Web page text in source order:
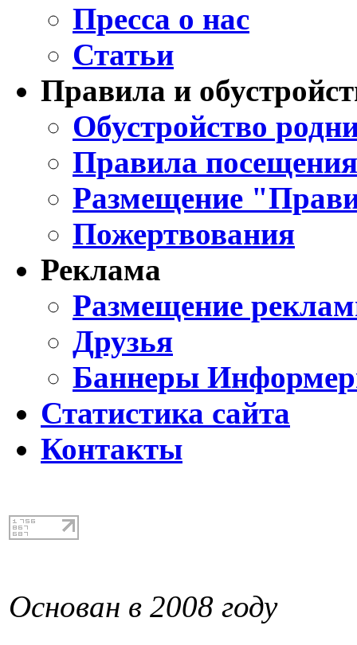
Пресса о нас
Статьи
Правила и
Обустройство
Правила
Размещение
Пожертвования
Реклама
Размещение
Друзья
Баннеры
Статистика сайта
Контакты
Основан в 2008 году